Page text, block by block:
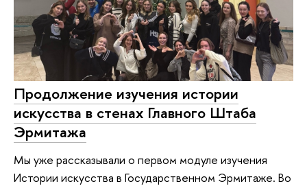
Продолжение изучения истории
искусства в стенах Главного Штаба
Эрмитажа
Мы уже рассказывали о первом модуле изучения
Истории искусства в Государственном Эрмитаже. Во